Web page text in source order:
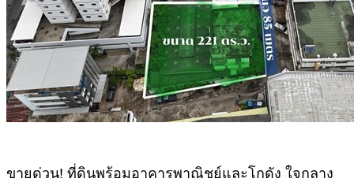
ขายด่วน! ที่ดินพร้อมอาคารพาณิชย์และโกดัง ใจกลาง